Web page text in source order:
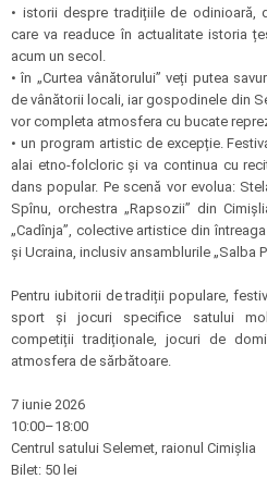
• istorii despre tradițiile de odinioară,
care va readuce în actualitate istoria
acum un secol.
• în „Curtea vânătorului” veți putea
de vânătorii locali, iar gospodinele din
vor completa atmosfera cu bucate
• un program artistic de excepție.
alai etno-folcloric și va continua cu
dans popular. Pe scenă vor evolua:
Spînu, orchestra „Rapsozii” din
„Cadînja”, colective artistice din
și Ucraina, inclusiv ansamblurile „Salba
Pentru iubitorii de tradiții populare,
sport și jocuri specifice satului
competiții tradiționale, jocuri de
atmosfera de sărbătoare.
7 iunie 2026
10:00–18:00
Centrul satului Selemet, raionul Cimișlia
Bilet: 50 lei